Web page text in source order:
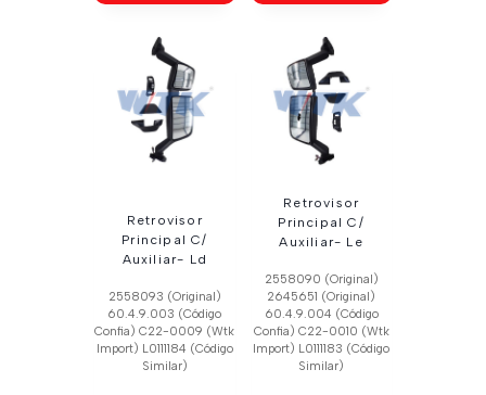
Retrovisor
Principal C/
Auxiliar- Ld
2558093 (Original)
60.4.9.003 (Código
Confia) C22-0009 (Wtk
Import) L0111184 (Código
Similar)
Retrovisor
Principal C/
Auxiliar- Le
2558090 (Original)
2645651 (Original)
60.4.9.004 (Código
Confia) C22-0010 (Wtk
Import) L0111183 (Código
Similar)